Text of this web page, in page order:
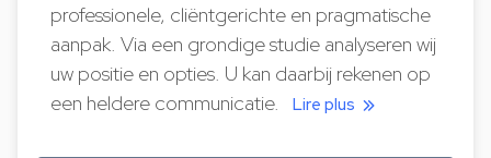
professionele, cliëntgerichte en pragmatische
aanpak. Via een grondige studie analyseren wij
uw positie en opties. U kan daarbij rekenen op
een heldere communicatie.Lire plus